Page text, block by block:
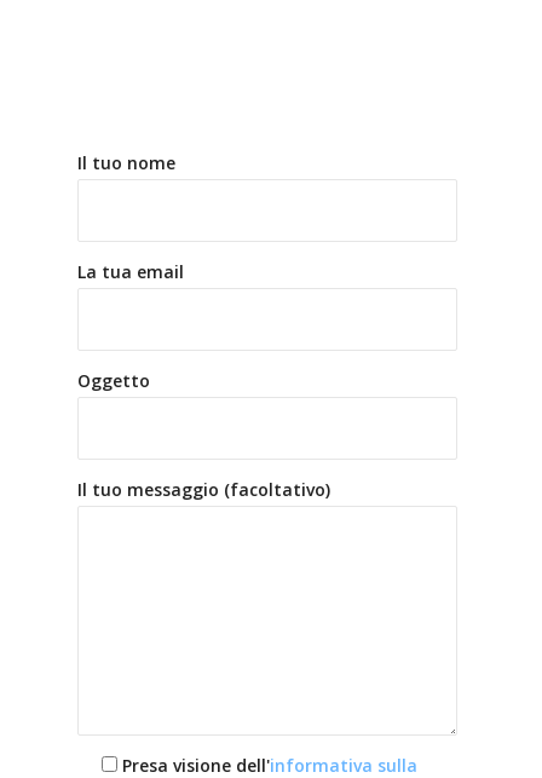
Il tuo nome
La tua email
Oggetto
Il tuo messaggio (facoltativo)
Presa visione dell'informativa sulla